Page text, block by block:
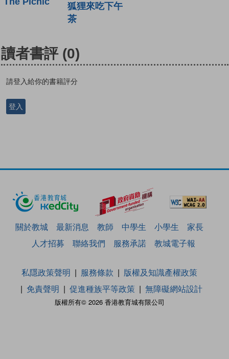
狐狸來吃下午
茶
讀者書評 (0)
請登入給你的書籍評分
登入
關於教城 最新消息 教師 中學生 小學生
家長
人才招募
聯絡我們 服務承諾 教城電子報
版權所有© 2026 香港教育城有限公司
私隱政策聲明 服務條款
版權及知識產權政策
免責聲明
促進種族平等政策 無障礙網站設計